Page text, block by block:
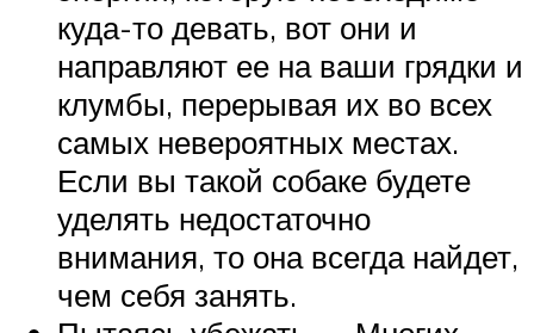
куда-то девать, вот они и
направляют ее на ваши грядки и
клумбы, перерывая их во всех
самых невероятных местах.
Если вы такой собаке будете
уделять недостаточно
внимания, то она всегда найдет,
чем себя занять.